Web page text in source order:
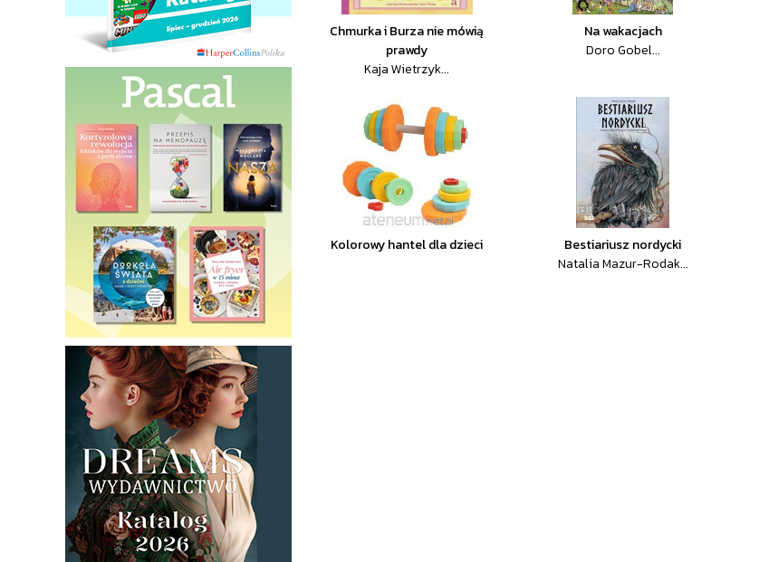
Chmurka i Burza nie mówią
prawdy
Kaja Wietrzyk...
Na wakacjach
Doro Gobel...
Kolorowy hantel dla dzieci
Bestiariusz nordycki
Natalia Mazur-Rodak...